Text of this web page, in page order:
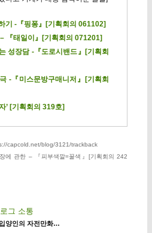
기 -『핑퐁』[기획회의 061102]
『태일이』[기획회의 071201]
성장담 -『도로시밴드』[기획회
-『미스문방구매니저』[기획회
’ [기획회의 319호]
capcold.net/blog/3121/trackback
에 관한 – 『피부색깔=꿀색』[기획회의 242
그 소통
양인의 자전만화…